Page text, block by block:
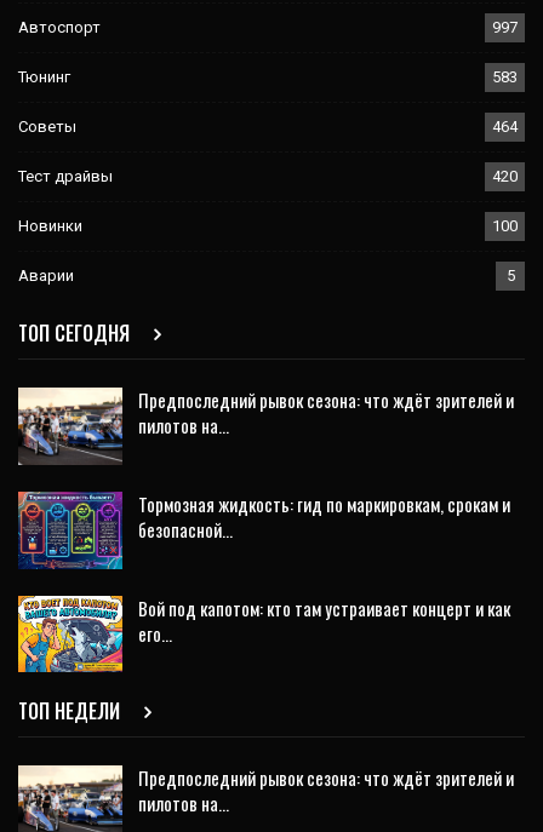
Автоспорт 997
Тюнинг 583
Советы 464
Тест драйвы 420
Новинки 100
Аварии 5
ТОП СЕГОДНЯ
Предпоследний рывок сезона: что ждёт зрителей и
пилотов на…
Тормозная жидкость: гид по маркировкам, срокам и
безопасной…
Вой под капотом: кто там устраивает концерт и как
его…
ТОП НЕДЕЛИ
Предпоследний рывок сезона: что ждёт зрителей и
пилотов на…